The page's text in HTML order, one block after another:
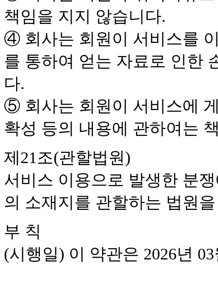
책임을 지지 않습니다.
④ 회사는 회원이 서비스를
를 통하여 얻는 자료로 인한
다.
⑤ 회사는 회원이 서비스에
확성 등의 내용에 관하여는
제21조(관할법원)
서비스 이용으로 발생한 분
의 소재지를 관할하는 법원
부 칙
(시행일) 이 약관은 2026년